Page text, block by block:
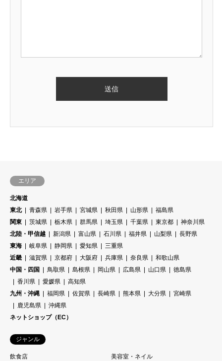
エリア
北海道
東北
青森県 岩手県 宮城県 秋田県 山形県
福島県
関東
茨城県 栃木県 群馬県 埼玉県 千葉県 東京都
神奈川県
北陸・甲信越
新潟県 富山県 石川県 福井県 山梨県
長野県
東海
岐阜県 静岡県 愛知県
三重県
近畿
滋賀県 京都府 大阪府 兵庫県 奈良県
和歌山県
中国・四国
鳥取県 島根県 岡山県 広島県 山口県
徳島県
香川県
愛媛県
高知県
九州・沖縄
福岡県 佐賀県 長崎県 熊本県 大分県
宮崎県
鹿児島県
沖縄県
ネットショップ（EC）
ジャンル
飲食店
美容室・ネイル